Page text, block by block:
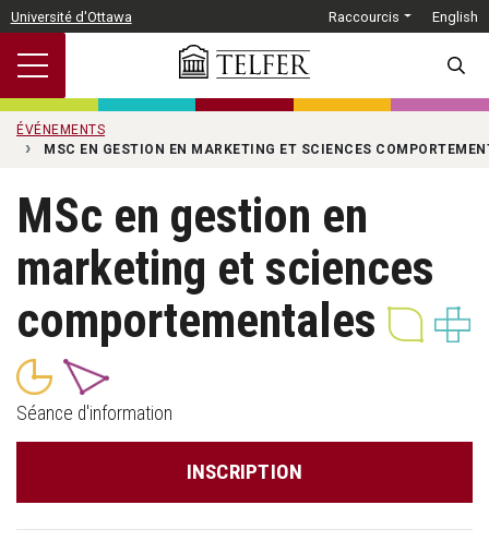
Passer au contenu principal
Université d'Ottawa Raccourcis English
ÉVÉNEMENTS
MSC EN GESTION EN MARKETING ET SCIENCES
MSc en gestion en
marketing et sciences
comportementales
Séance d'information
INSCRIPTION